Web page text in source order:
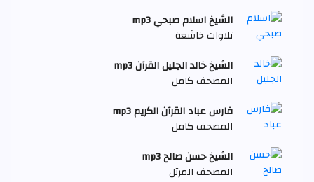
الشيخ اسلام صبحي mp3
تلاوات خاشعة
الشيخ خالد الجليل القرآن mp3
المصحف كامل
فارس عباد القرآن الكريم mp3
المصحف كامل
الشيخ حسن صالح mp3
المصحف المرتل